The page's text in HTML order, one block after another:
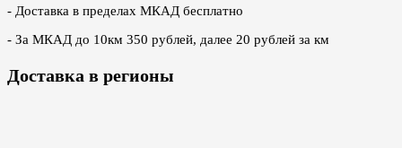
- Доставка в пределах МКАД бесплатно
- За МКАД до 10км 350 рублей, далее 20 рублей за км
Доставка в регионы